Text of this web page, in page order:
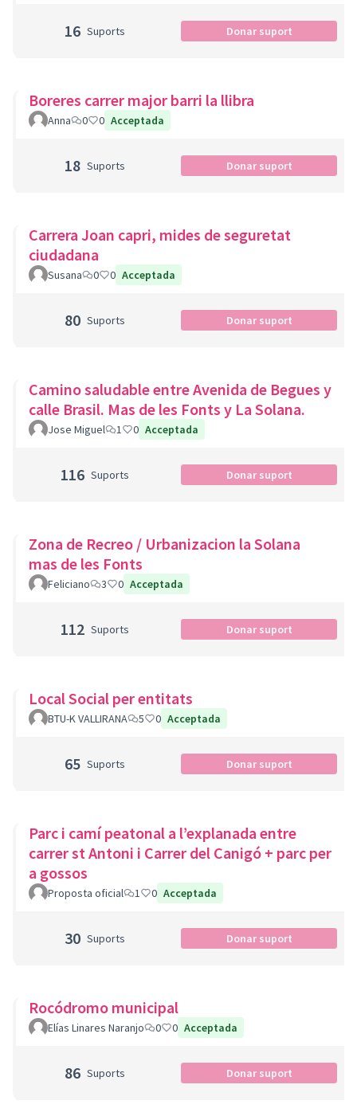
16 Suports Donar suport
Boreres carrer major barri la llibra
Anna 0 0 Acceptada
18 Suports Donar suport
Carrera Joan capri, mides de seguretat
ciudadana
Susana 0 0 Acceptada
80 Suports Donar suport
Camino saludable entre Avenida de Begues y
calle Brasil. Mas de les Fonts y La Solana.
Jose Miguel 1 0 Acceptada
116 Suports Donar suport
Zona de Recreo / Urbanizacion la Solana
mas de les Fonts
Feliciano 3 0 Acceptada
112 Suports Donar suport
Local Social per entitats
BTU-K VALLIRANA 5 0 Acceptada
65 Suports Donar suport
Parc i camí peatonal a l’explanada entre
carrer st Antoni i Carrer del Canigó + parc per
a gossos
Proposta oficial 1 0 Acceptada
30 Suports Donar suport
Rocódromo municipal
Elías Linares Naranjo 0 0 Acceptada
86 Suports Donar suport